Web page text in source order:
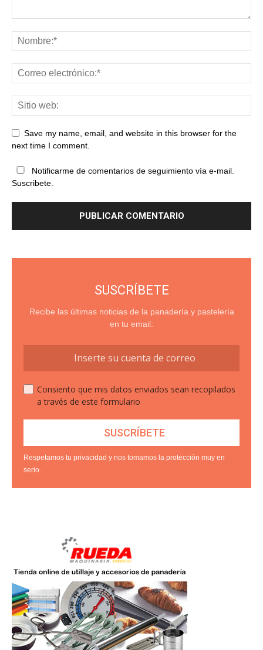
Save my name, email, and website in this browser for the
next time I comment.
Notificarme de comentarios de seguimiento vía e-mail.
Suscribete.
SUSCRÍBETE
Recibe las últimas noticias de la panadería y pastelería
en tu email:
Consiento que mis datos enviados sean recopilados
a través de este formulario
Respetamos tu privacidad y nos tomamos la protección muy en
serio.